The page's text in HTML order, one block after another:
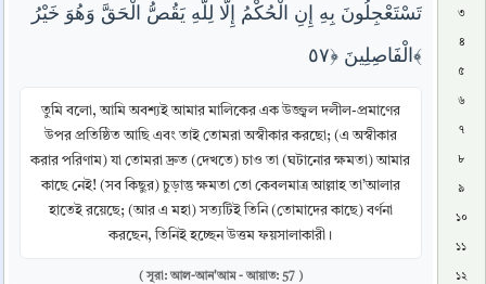
تَسْتَعْجِلُونَ بِهِ إِنِ الْحُكْمُ إِلَّا لِلَّهِ يَقُصُّ الْحَقَّ وَهُوَ خَيْرُ
الْفَاصِلِينَ ﴿٥٧﴾
তুমি বলো, আমি অবশ্যই আমার মালিকের এক উজ্জ্বল দলীল-প্রমাণের
উপর প্রতিষ্ঠিত আছি এবং তাই তোমরা অস্বীকার করছো; (এ অস্বীকার
করার পরিণাম) যা তোমরা দ্রুত (দেখতে) চাও তা (ঘটানোর ক্ষমতা) আমার
কাছে নেই! (সব কিছুর) চুড়ান্তু ক্ষমতা তো কেবলমাত্র আল্লাহ তা’আলার
হাতেই রয়েছে; (আর এ মহা) সত্যটিই তিনি (তোমাদের কাছে) বর্ণনা
করছেন, তিনিই হচ্ছেন উত্তম ফয়সালাকারী।
( সূরা: আল-আন'আম - আয়াত: 57 )
৩
৪
৫
৬
৭
৮
৯
১০
১১
১২